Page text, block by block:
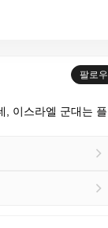
팔로우
, 이스라엘 군대는 플